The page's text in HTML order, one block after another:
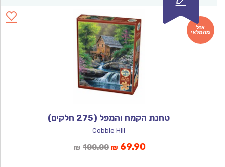
טחנת הקמח והמפל (275 חלקים)
Cobble Hill
₪ 100.00המחיר
₪ 69.90המחיר